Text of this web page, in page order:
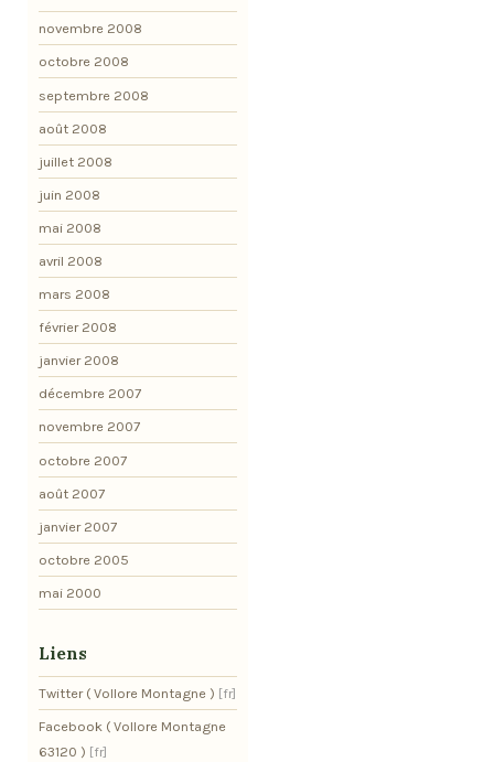
novembre 2008
octobre 2008
septembre 2008
août 2008
juillet 2008
juin 2008
mai 2008
avril 2008
mars 2008
février 2008
janvier 2008
décembre 2007
novembre 2007
octobre 2007
août 2007
janvier 2007
octobre 2005
mai 2000
Liens
Twitter ( Vollore Montagne )
Facebook ( Vollore Montagne
63120 )